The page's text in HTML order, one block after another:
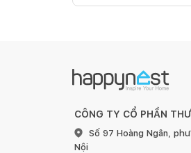
CÔNG TY CỔ PHẦN
Số 97 Hoàng Ngân,
Nội